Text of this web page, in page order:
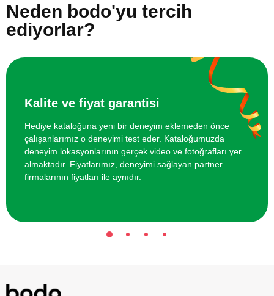
Online Suluboya Kursu
750 TL
Online Resim Kursu
Neden bodo'yu tercih
ediyorlar?
Kalite ve fiyat garantisi
Hediye kataloğuna yeni bir deneyim eklemeden önce
çalışanlarımız o deneyimi test eder. Kataloğumuzda
deneyim lokasyonlarının gerçek video ve fotoğrafları yer
almaktadır. Fiyatlarımız, deneyimi sağlayan partner
firmalarının fiyatları ile aynıdır.